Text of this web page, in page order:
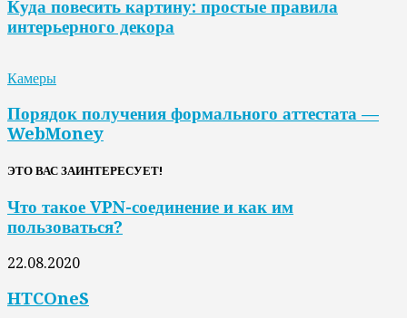
Куда повесить картину: простые правила
интерьерного декора
Камеры
Порядок получения формального аттестата —
WebMoney
ЭТО ВАС ЗАИНТЕРЕСУЕТ!
Что такое VPN-соединение и как им
пользоваться?
22.08.2020
HTCOneS